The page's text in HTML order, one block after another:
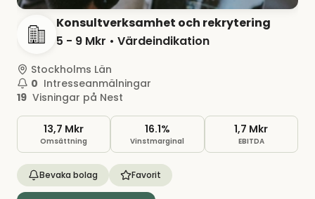
Konsultverksamhet och rekrytering
5 - 9 Mkr • Värdeindikation
Stockholms Län
0 Intresseanmälningar
19 Visningar på Nest
13,7 Mkr
Omsättning
16.1%
Vinstmarginal
1,7 Mkr
EBITDA
Bevaka bolag Favorit